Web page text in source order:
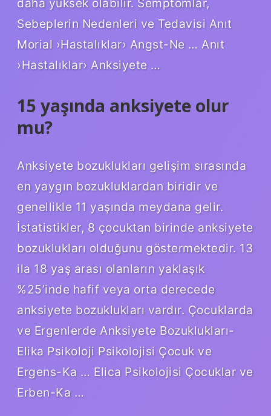
Sebeplerin Nedenleri ve Tedavisi Anıt
Morial ›Hastalıklar› Angst-Ne … Anıt
›Hastalıklar› Anksiyete …
15 yaşında anksiyete olur
mu?
Anksiyete bozuklukları gelişim sırasında
en yaygın bozukluklardan biridir ve
genellikle 11 yaşında meydana gelir.
İstatistikler, 8 çocuktan birinde anksiyete
bozuklukları olduğunu göstermektedir. 13
ila 18 yaş arası olanların yaklaşık
%25’inde hafif veya orta derecede
anksiyete bozuklukları vardır. Çocuklarda
ve Ergenlerde Anksiyete Bozuklukları-
Elika Psikoloji Psikolojisi Çocuk ve
Ergens-Ka … Elica Psikolojisi Çocuklar ve
Erben-Ka …